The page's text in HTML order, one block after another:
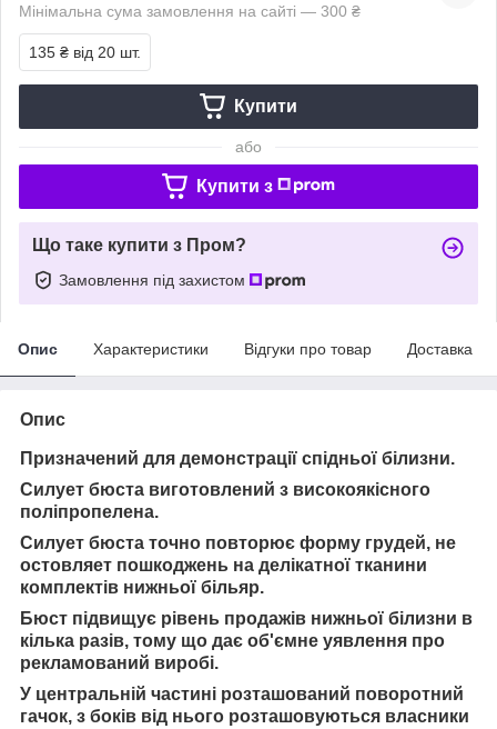
Мінімальна сума замовлення на сайті — 300 ₴
135 ₴ від 20 шт.
Купити
або
Купити з
Що таке купити з Пром?
Замовлення під захистом
Опис Характеристики Відгуки про товар Доставка
Опис
Призначений для демонстрації спідньої білизни.
Силует бюста виготовлений з високоякісного
поліпропелена.
Силует бюста точно повторює форму грудей, не
остовляет пошкоджень на делікатної тканини
комплектів нижньої більяр.
Бюст підвищує рівень продажів нижньої білизни в
кілька разів, тому що дає об'ємне уявлення про
рекламований виробі.
У центральній частині розташований поворотний
гачок, з боків від нього розташовуються власники